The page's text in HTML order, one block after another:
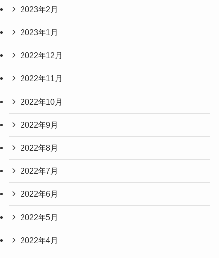
2023年2月
2023年1月
2022年12月
2022年11月
2022年10月
2022年9月
2022年8月
2022年7月
2022年6月
2022年5月
2022年4月